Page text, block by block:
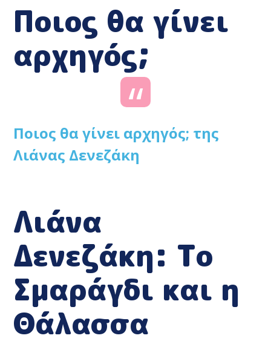
Ποιος θα γίνει
αρχηγός;
Ποιος θα γίνει αρχηγός; της
Λιάνας Δενεζάκη
Λιάνα
Δενεζάκη: Το
Σμαράγδι και η
Θάλασσα